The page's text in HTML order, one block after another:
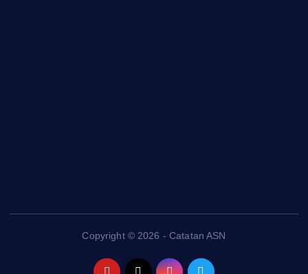
Copyright © 2026 - Catatan ASN